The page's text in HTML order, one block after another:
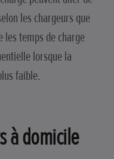
les chargeurs que
les temps de charge
lorsque la
faible.
à domicile